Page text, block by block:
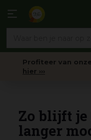
naar
Profiteer van
hier ›››
Zo blijft je
langer